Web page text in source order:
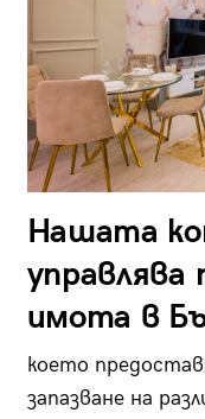
Нашата
управлява
имота в
което
запазване на